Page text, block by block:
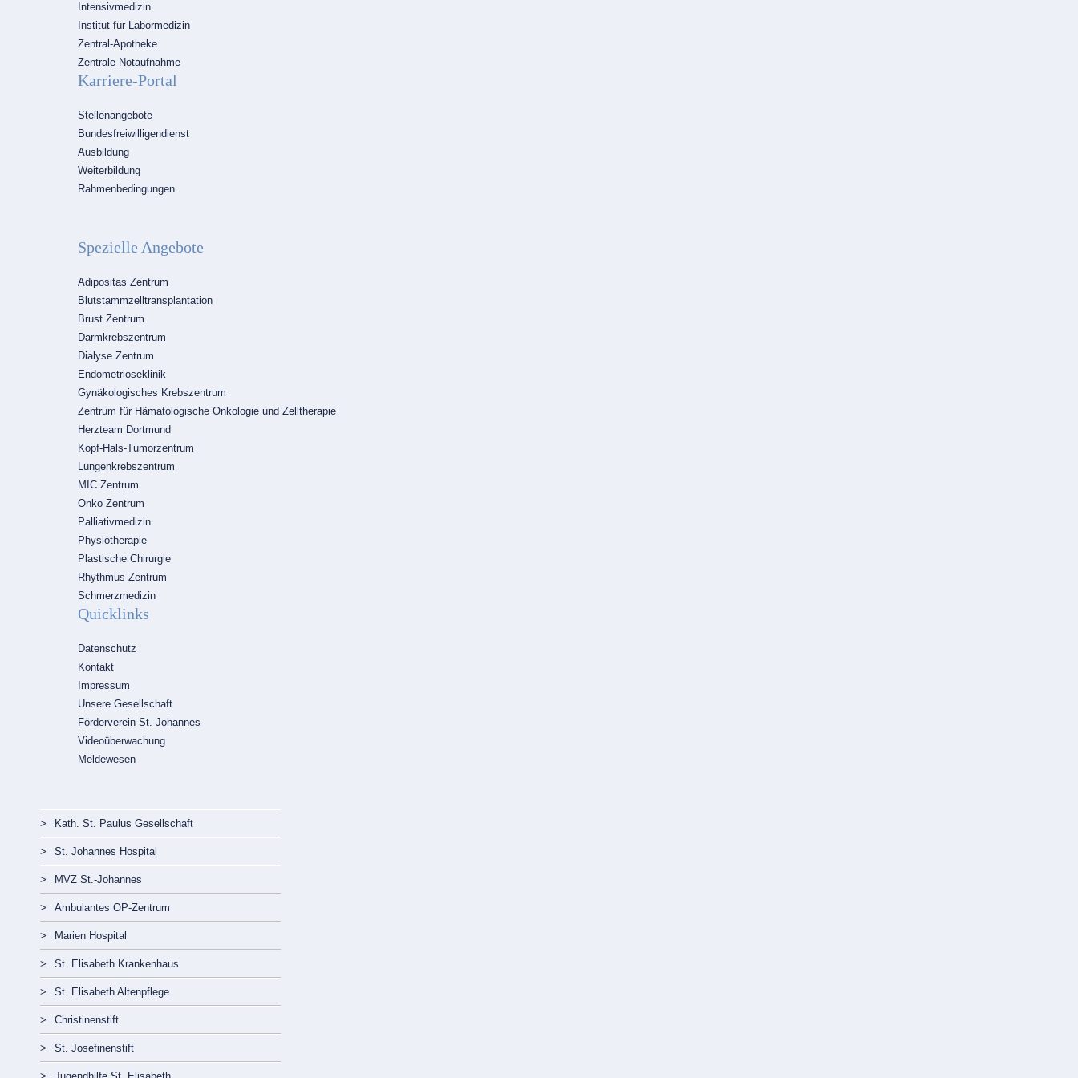
Intensivmedizin
Institut für Labormedizin
Zentral-Apotheke
Zentrale Notaufnahme
Karriere-Portal
Navigation
überspringen
Stellenangebote
Bundesfreiwilligendienst
Ausbildung
Weiterbildung
Rahmenbedingungen
Spezielle Angebote
Navigation
überspringen
Adipositas Zentrum
Blutstammzelltransplantation
Brust Zentrum
Darmkrebszentrum
Dialyse Zentrum
Endometrioseklinik
Gynäkologisches Krebszentrum
Zentrum für Hämatologische Onkologie und Zelltherapie
Herzteam Dortmund
Kopf-Hals-Tumorzentrum
Lungenkrebszentrum
MIC Zentrum
Onko Zentrum
Palliativmedizin
Physiotherapie
Plastische Chirurgie
Rhythmus Zentrum
Schmerzmedizin
Quicklinks
Navigation
überspringen
Datenschutz
Kontakt
Impressum
Unsere Gesellschaft
Förderverein St.-Johannes
Videoüberwachung
Meldewesen
überspringen
Kath. St. Paulus Gesellschaft
St. Johannes Hospital
MVZ St.-Johannes
Ambulantes OP-Zentrum
Marien Hospital
St. Elisabeth Krankenhaus
St. Elisabeth Altenpflege
Christinenstift
St. Josefinenstift